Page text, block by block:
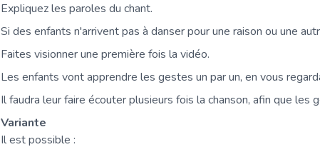
Expliquez les paroles du chant.
Si des enfants n'arrivent pas à danser pour une raison ou une
Faites visionner une première fois la vidéo.
Les enfants vont apprendre les gestes un par un, en vous
Il faudra leur faire écouter plusieurs fois la chanson, afin que les
Variante
Il est possible :